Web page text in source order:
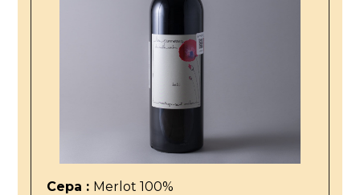
Cepa : Merlot 100%